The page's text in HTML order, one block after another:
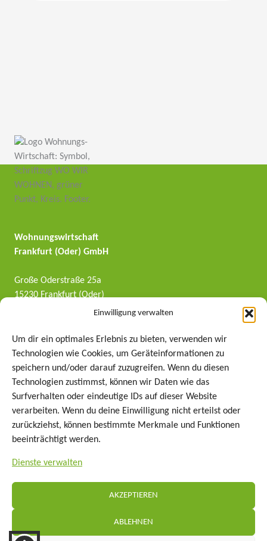
Einwilligung verwalten
Um dir ein optimales Erlebnis zu bieten, verwenden wir
Technologien wie Cookies, um Geräteinformationen zu
speichern und/oder darauf zuzugreifen. Wenn du diesen
Technologien zustimmst, können wir Daten wie das
Surfverhalten oder eindeutige IDs auf dieser Website
verarbeiten. Wenn du deine Einwilligung nicht erteilst oder
zurückziehst, können bestimmte Merkmale und Funktionen
beeinträchtigt werden.
Dienste verwalten
AKZEPTIEREN
ABLEHNEN
Wohnungswirtschaft
Frankfurt (Oder) GmbH
Große Oderstraße 25a
15230 Frankfurt (Oder)
Tel: +49 (0)335 401 401 4
Folgt uns auf Instagram!
Start­seite
Mieten
Service
Kontakt